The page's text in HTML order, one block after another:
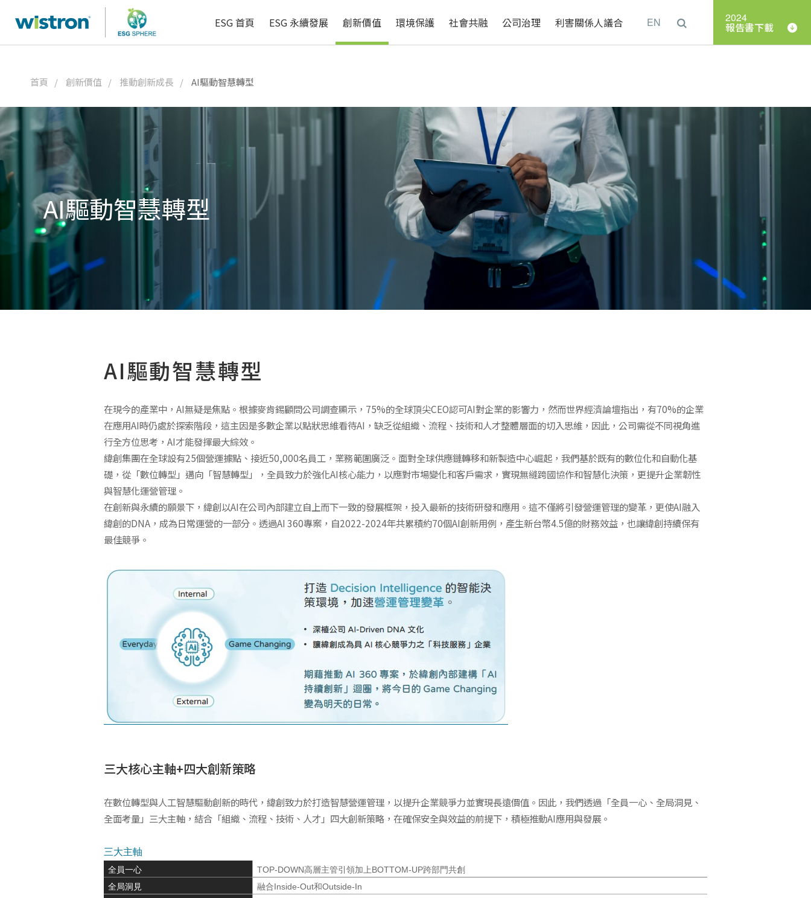
ESG 首頁 ESG 永續發展 創新價值 環境保護 社會共融 公司治理 利害關係人議合 EN 2024
報告書下載
首頁 創新價值 推動創新成長 AI驅動智慧轉型
AI驅動智慧轉型
AI驅動智慧轉型
在現今的產業中，AI無疑是焦點。根據麥肯錫顧問公司調查顯示，75%的全球頂尖CEO認可AI對企業的影響力，然而世界經濟論壇指出，有70%的企業
在應用AI時仍處於探索階段，這主因是多數企業以點狀思維看待AI，缺乏從組織、流程、技術和人才整體層面的切入思維，因此，公司需從不同視角進
行全方位思考，AI才能發揮最大綜效。
緯創集團在全球設有25個營運據點、接近50,000名員工，業務範圍廣泛。面對全球供應鏈轉移和新製造中心崛起，我們基於既有的數位化和自動化基
礎，從「數位轉型」邁向「智慧轉型」，全員致力於強化AI核心能力，以應對市場變化和客戶需求，實現無縫跨國協作和智慧化決策，更提升企業韌性
與智慧化運營管理。
在創新與永續的願景下，緯創以AI在公司內部建立自上而下一致的發展框架，投入最新的技術研發和應用。這不僅將引發營運管理的變革，更使AI融入
緯創的DNA，成為日常運營的一部分。透過AI 360專案，自2022-2024年共累積約70個AI創新用例，產生新台幣4.5億的財務效益，也讓緯創持續保有
最佳競爭。
三大核心主軸+四大創新策略
在數位轉型與人工智慧驅動創新的時代，緯創致力於打造智慧營運管理，以提升企業競爭力並實現長遠價值。因此，我們透過「全員一心、全局洞見、
全面考量」三大主軸，結合「組織、流程、技術、人才」四大創新策略，在確保安全與效益的前提下，積極推動AI應用與發展。
三大主軸
全員一心 TOP-DOWN高層主管引領加上BOTTOM-UP跨部門共創
全局洞見
融合Inside-Out和Outside-In